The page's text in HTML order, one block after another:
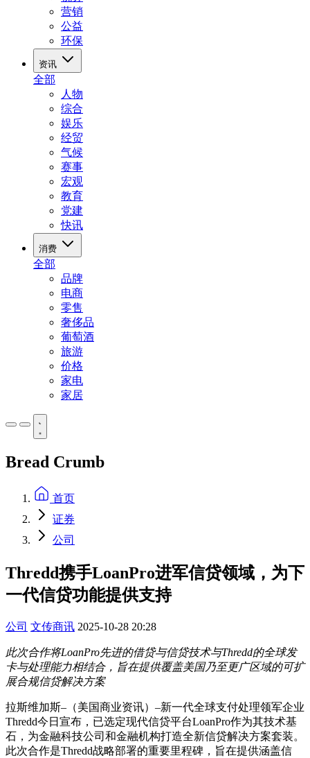
营销
公益
环保
资讯
全部
人物
综合
娱乐
经贸
气候
赛事
宏观
教育
党建
快讯
消费
全部
品牌
电商
零售
奢侈品
葡萄酒
旅游
价格
家电
家居
Bread Crumb
首页
证券
公司
Thredd携手LoanPro进军信贷领域，为下
一代信贷功能提供支持
公司 文传商讯 2025-10-28 20:28
此次合作将LoanPro先进的借贷与信贷技术与Thredd的全球发
卡与处理能力相结合，旨在提供覆盖美国乃至更广区域的可扩
展合规信贷解决方案
拉斯维加斯–（美国商业资讯）–新一代全球支付处理领军企业
Thredd今日宣布，已选定现代信贷平台LoanPro作为其技术基
石，为金融科技公司和金融机构打造全新信贷解决方案套装。
此次合作是Thredd战略部署的重要里程碑，旨在提供涵盖信